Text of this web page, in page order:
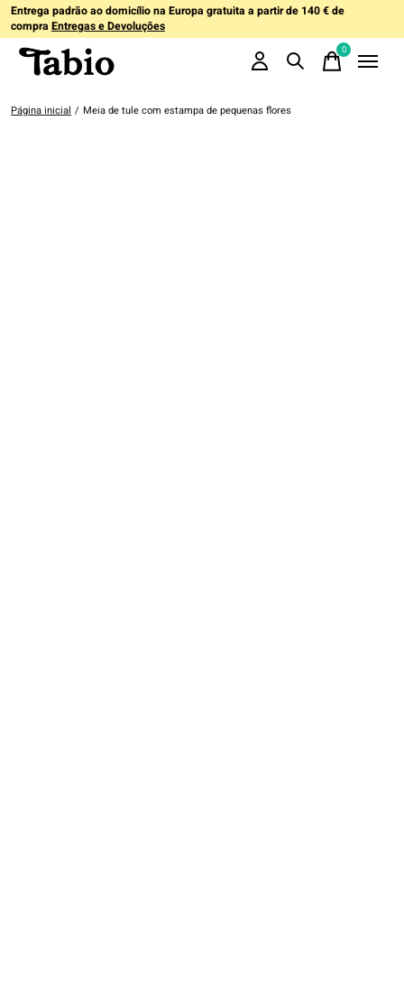
Entrega padrão ao domicílio na Europa gratuita a partir de 140 € de
compra Entregas e Devoluções
0items
Página inicial / Meia de tule com estampa de pequenas flores